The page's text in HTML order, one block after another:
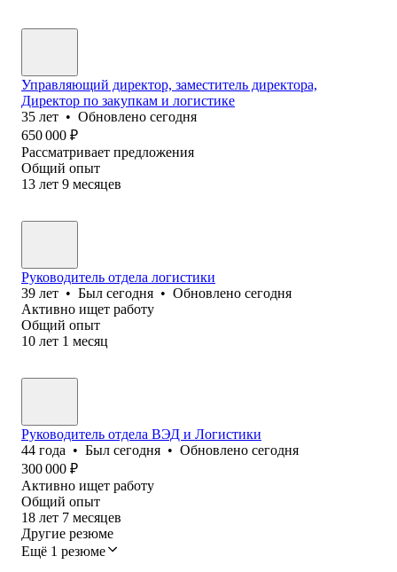
Управляющий директор, заместитель директора,
Директор по закупкам и логистике
35 лет • Обновлено сегодня
650 000 ₽
Рассматривает предложения
Общий опыт
13 лет 9 месяцев
Руководитель отдела логистики
39 лет • Был сегодня • Обновлено сегодня
Активно ищет работу
Общий опыт
10 лет 1 месяц
Руководитель отдела ВЭД и Логистики
44 года • Был сегодня • Обновлено сегодня
300 000 ₽
Активно ищет работу
Общий опыт
18 лет 7 месяцев
Другие резюме
Ещё 1 резюме